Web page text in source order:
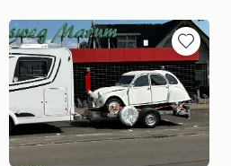
Bewaren
in
Mijn
Favorieten